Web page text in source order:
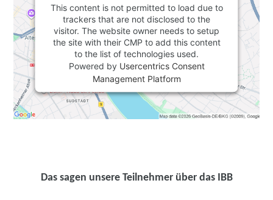
This content is not permitted to load due to
trackers that are not disclosed to the
visitor. The website owner needs to setup
the site with their CMP to add this content
to the list of technologies used.
Powered by Usercentrics Consent
Management Platform
Das sagen unsere Teilnehmer über das IBB